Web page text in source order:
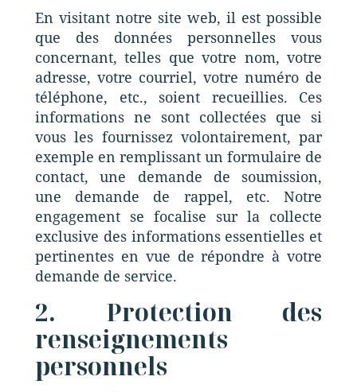
En visitant notre site web, il est possible
que des données personnelles vous
concernant, telles que votre nom, votre
adresse, votre courriel, votre numéro de
téléphone, etc., soient recueillies. Ces
informations ne sont collectées que si
vous les fournissez volontairement, par
exemple en remplissant un formulaire de
contact, une demande de soumission,
une demande de rappel, etc. Notre
engagement se focalise sur la collecte
exclusive des informations essentielles et
pertinentes en vue de répondre à votre
demande de service.
2. Protection des
renseignements
personnels